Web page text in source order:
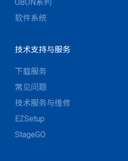
UBON系列
软件系统
技术支持与服务
下载服务
常见问题
技术服务与维修
EZSetup
StageGO